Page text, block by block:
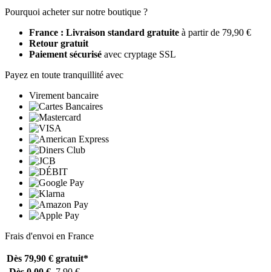
Pourquoi acheter sur notre boutique ?
France : Livraison standard gratuite à partir de 79,90 €
Retour gratuit
Paiement sécurisé avec cryptage SSL
Payez en toute tranquillité avec
Virement bancaire
Frais d'envoi en France
Dès 79,90 € gratuit*